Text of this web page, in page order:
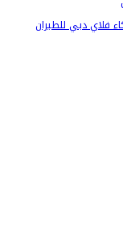
فلاي دبي للطيران